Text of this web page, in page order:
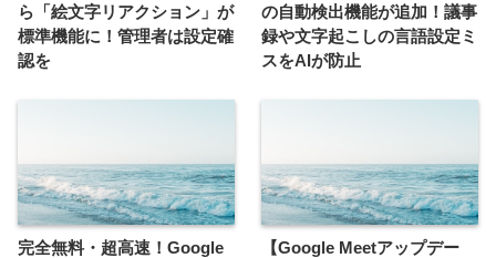
ら「絵文字リアクション」が
標準機能に！管理者は設定確
認を
の自動検出機能が追加！議事
録や文字起こしの言語設定ミ
スをAIが防止
完全無料・超高速！Google
【Google Meetアップデー